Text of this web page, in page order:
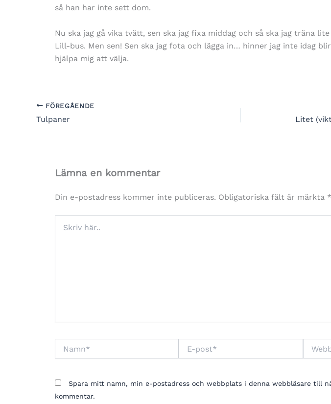
så han har inte sett dom.
Nu ska jag gå vika tvätt, sen ska jag fixa middag och så ska jag träna
Lill-bus. Men sen! Sen ska jag fota och lägga in… hinner jag inte idag
hjälpa mig att välja.
FÖREGÅENDE
Tulpaner Litet
Lämna en kommentar
Din e-postadress kommer inte publiceras. Obligatoriska fält är märkta *
här..
post*
Spara mitt namn, min e-postadress och webbplats i denna webbläsare till
kommentar.